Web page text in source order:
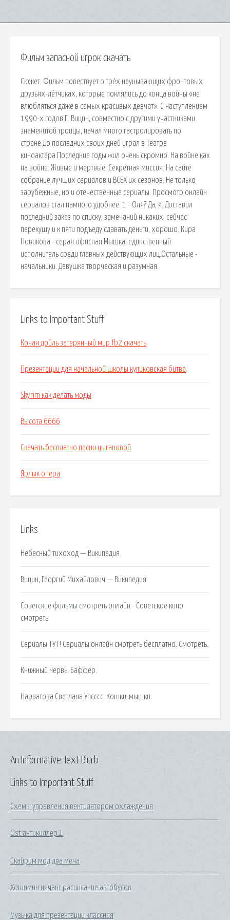
Фильм запасной игрок скачать
Сюжет. Фильм повествует о трёх неунывающих фронтовых
друзьях-лётчиках, которые поклялись до конца войны «не
влюбляться даже в самых красивых девчат». С наступлением
1990-х годов Г. Вицин, совместно с другими участниками
знаменитой троицы, начал много гастролировать по
стране.До последних своих дней играл в Театре
киноактёра.Последние годы жил очень скромно. На войне как
на войне. Живые и мертвые. Секретная миссия. На сайте
собрание лучших сериалов и ВСЕХ их сезонов. Не только
зарубежные, но и отечественные сериалы. Просмотр онлайн
сериалов стал намного удобнее. 1 - Оля? Да, я. Доставил
последний заказ по списку, замечаний никаких, сейчас
перекушу и к пяти подъеду сдавать деньги, хорошо. Кира
Новикова - серая офисная Мышка, единственный
исполнитель среди главных действующих лиц.Остальные -
начальники. Девушка творческая и разумная.
Links to Important Stuff
Конан дойль затерянный мир fb2 скачать
Презентации для начальной школы куликовская битва
Skyrim как делать моды
Высота 6666
Скачать бесплатно песни цыгановой
Ярлык опера
Links
Небесный тихоход — Википедия.
Вицин, Георгий Михайлович — Википедия.
Советские фильмы смотреть онлайн - Советское кино
смотреть.
Сериалы ТУТ! Сериалы онлайн смотреть бесплатно. Смотреть.
Книжный Червь. Баффер.
Нарватова Светлана Упсссс. Кошки-мышки.
Links to Important Stuff
Схемы управления вентилятором охлаждения
Ost антикиллер 1
Скайрим мод два меча
Хошимин нячанг расписание автобусов
Музыка для презентации классная
An Informative Text Blurb